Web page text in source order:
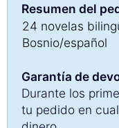
Resumen del
24 novelas
Bosnio/español
Garantía de
Durante los
tu pedido en